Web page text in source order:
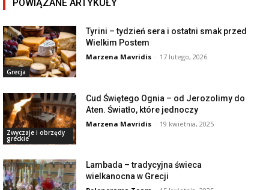
POWIĄZANE ARTYKUŁY
Grecja
Tyrini – tydzień sera i ostatni smak przed
Wielkim Postem
Marzena Mavridis - 17 lutego, 2026
Zwyczaje i obrzędy
greckie
Cud Świętego Ognia – od Jerozolimy do
Aten. Światło, które jednoczy
Marzena Mavridis - 19 kwietnia, 2025
Lambada – tradycyjna świeca
wielkanocna w Grecji